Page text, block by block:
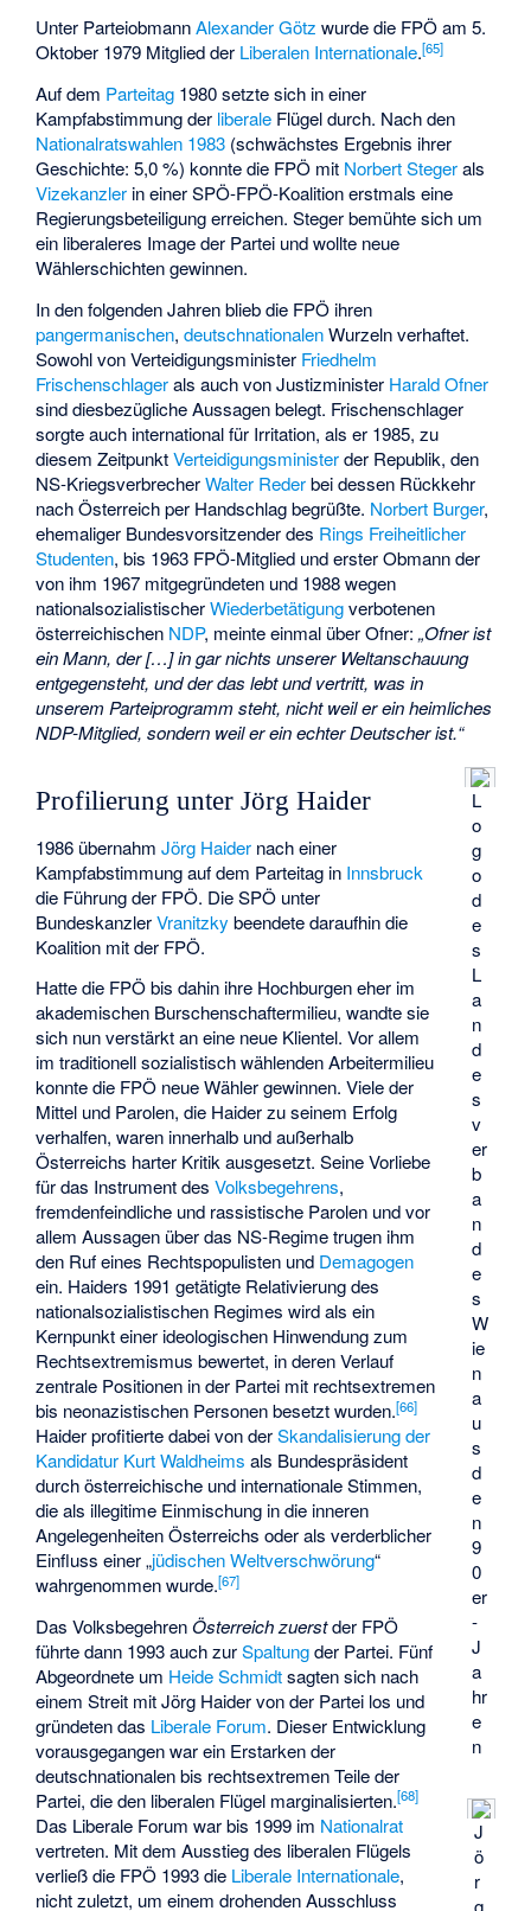
Unter ParteiobmannAlexander Götz wurde die FPÖ am 5.
Oktober 1979 Mitglied der Liberalen Internationale.[65]
Auf dem Parteitag 1980 setzte sich in einer
Kampfabstimmung der liberale Flügel durch. Nach den
Nationalratswahlen 1983 (schwächstes Ergebnis ihrer
Geschichte: 5,0 %) konnte die FPÖ mit Norbert Stegerals
Vizekanzler in einer SPÖ-FPÖ-Koalition erstmals eine
Regierungsbeteiligung erreichen. Steger bemühte sich um
ein liberaleres Image der Partei und wollte neue
Wählerschichten gewinnen.
In den folgenden Jahren blieb die FPÖ ihren
pangermanischen,deutschnationalenWurzeln verhaftet.
Sowohl von Verteidigungsminister Friedhelm
Frischenschlagerals auch von Justizminister Harald Ofner
sind diesbezügliche Aussagen belegt. Frischenschlager
sorgte auch international für Irritation, als er 1985, zu
diesem ZeitpunktVerteidigungsministerder Republik, den
NS-KriegsverbrecherWalter Rederbei dessen Rückkehr
nach Österreich per Handschlag begrüßte. Norbert Burger,
ehemaliger Bundesvorsitzender des Rings Freiheitlicher
Studenten, bis 1963 FPÖ-Mitglied und erster Obmann der
von ihm 1967 mitgegründeten und 1988 wegen
nationalsozialistischerWiederbetätigungverbotenen
österreichischen NDP, meinte einmal über Ofner:„Ofner ist
ein Mann, der […] in gar nichts unserer Weltanschauung
entgegensteht, und der das lebt und vertritt, was in
unserem Parteiprogramm steht, nicht weil er ein heimliches
NDP-Mitglied, sondern weil er ein echter Deutscher ist.“
L
o
g
o
d
e
s
L
a
n
d
e
s
v
er
b
a
n
d
e
s
W
ie
n
a
u
s
d
e
n
9
0
er
-
J
a
hr
e
n
Profilierung unter Jörg Haider
J
ö
r
g
1986 übernahmJörg Haider nach einer
Kampfabstimmung auf dem Parteitag in Innsbruck
die Führung der FPÖ. Die SPÖ unter
BundeskanzlerVranitzky beendete daraufhin die
Koalition mit der FPÖ.
Hatte die FPÖ bis dahin ihre Hochburgen eher im
akademischen Burschenschaftermilieu, wandte sie
sich nun verstärkt an eine neue Klientel. Vor allem
im traditionell sozialistisch wählenden Arbeitermilieu
konnte die FPÖ neue Wähler gewinnen. Viele der
Mittel und Parolen, die Haider zu seinem Erfolg
verhalfen, waren innerhalb und außerhalb
Österreichs harter Kritik ausgesetzt. Seine Vorliebe
für das Instrument desVolksbegehrens,
fremdenfeindliche und rassistische Parolen und vor
allem Aussagen über das NS-Regime trugen ihm
den Ruf eines Rechtspopulisten und Demagogen
ein. Haiders 1991 getätigte Relativierung des
nationalsozialistischen Regimes wird als ein
Kernpunkt einer ideologischen Hinwendung zum
Rechtsextremismus bewertet, in deren Verlauf
zentrale Positionen in der Partei mit rechtsextremen
bis neonazistischen Personen besetzt wurden.[66]
Haider profitierte dabei von derSkandalisierung der
Kandidatur Kurt Waldheims als Bundespräsident
durch österreichische und internationale Stimmen,
die als illegitime Einmischung in die inneren
Angelegenheiten Österreichs oder als verderblicher
Einfluss einer „jüdischen Weltverschwörung“
wahrgenommen wurde.[67]
Das VolksbegehrenÖsterreich zuerstder FPÖ
führte dann 1993 auch zurSpaltungder Partei. Fünf
Abgeordnete um Heide Schmidtsagten sich nach
einem Streit mit Jörg Haider von der Partei los und
gründeten das Liberale Forum. Dieser Entwicklung
vorausgegangen war ein Erstarken der
deutschnationalen bis rechtsextremen Teile der
Partei, die den liberalen Flügel marginalisierten.[68]
Das Liberale Forum war bis 1999 im Nationalrat
vertreten. Mit dem Ausstieg des liberalen Flügels
verließ die FPÖ 1993 die Liberale Internationale,
nicht zuletzt, um einem drohenden Ausschluss